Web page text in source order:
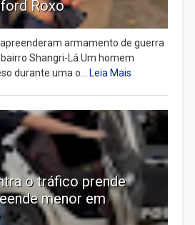
Roxo
armamento de guerra
Shangri-Lá Um homem
durante uma o... Leia Mais
o tráfico prende
menor em